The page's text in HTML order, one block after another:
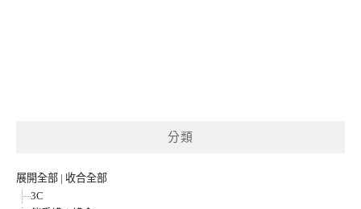
分類
展開全部 | 收合全部
3C